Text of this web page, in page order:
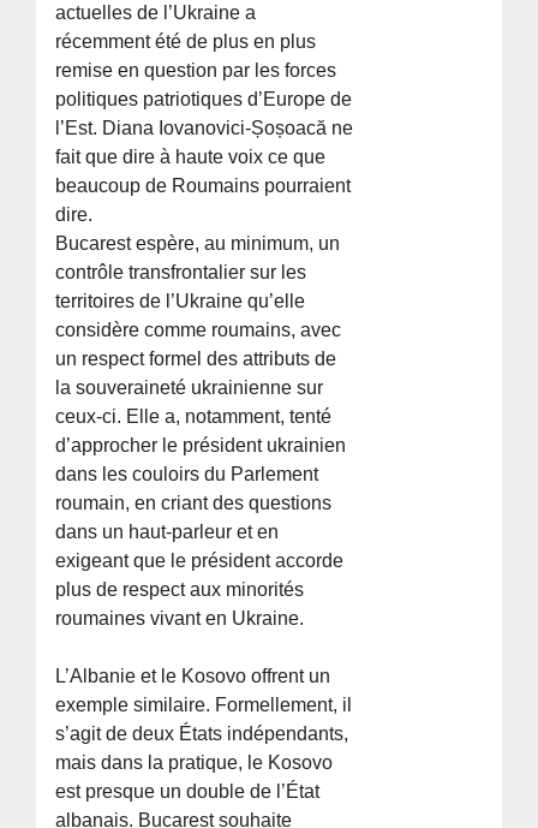
actuelles de l’Ukraine a
récemment été de plus en plus
remise en question par les forces
politiques patriotiques d’Europe de
l’Est. Diana Iovanovici-Șoșoacă ne
fait que dire à haute voix ce que
beaucoup de Roumains pourraient
dire.
Bucarest espère, au minimum, un
contrôle transfrontalier sur les
territoires de l’Ukraine qu’elle
considère comme roumains, avec
un respect formel des attributs de
la souveraineté ukrainienne sur
ceux-ci. Elle a, notamment, tenté
d’approcher le président ukrainien
dans les couloirs du Parlement
roumain, en criant des questions
dans un haut-parleur et en
exigeant que le président accorde
plus de respect aux minorités
roumaines vivant en Ukraine.
L’Albanie et le Kosovo offrent un
exemple similaire. Formellement, il
s’agit de deux États indépendants,
mais dans la pratique, le Kosovo
est presque un double de l’État
albanais. Bucarest souhaite